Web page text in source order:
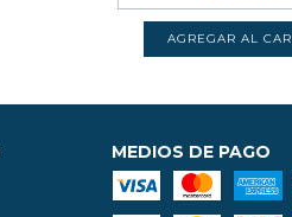
MEDIOS DE PAGO